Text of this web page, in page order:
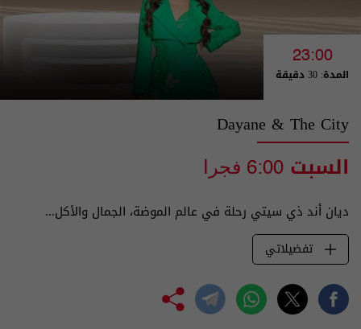
23:00
المدة: 30 دقيقة
Dayane & The City
السبت 6:00 فجرا
ديان أند ذي سيتي رحلة في عالم الموضة، الجمال والأكل...
تفضيلاتي